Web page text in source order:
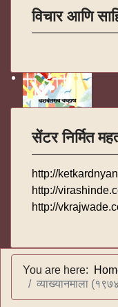
विचार आणि
सेंटर निर्मित
http://
http://
http://
You are here:
व्याख्यानमाला